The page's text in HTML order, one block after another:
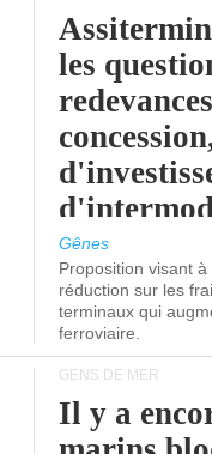
les
l'attention
politiciens.
Gênes
Proposition visant
réduction sur les
terminaux qui
ferroviaire.
GENS DE MER
Il y a